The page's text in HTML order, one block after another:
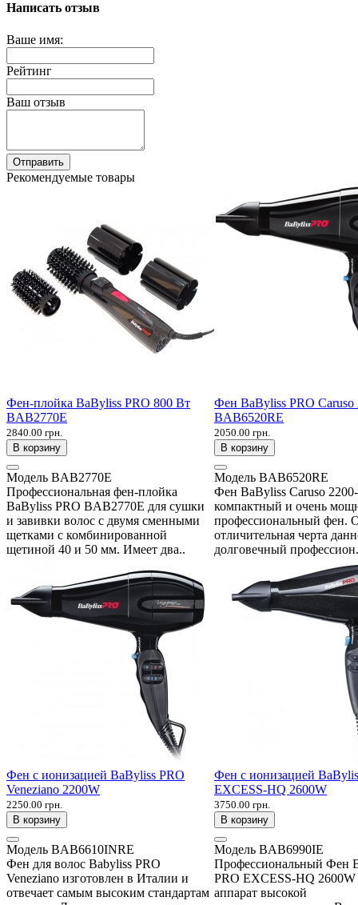
Написать отзыв
Ваше имя:
Рейтинг
Ваш отзыв
Отправить
Рекомендуемые товары
Фен-плойка BaByliss PRO 800 Вт
BAB2770E
2840.00 грн.
В корзину
Модель BAB2770E
Профессиональная фен-плойка
BaByliss PRO BAB2770E для сушки
и завивки волос с двумя сменными
щетками с комбинированной
щетиной 40 и 50 мм. Имеет два..
Фен BaByliss PRO Caruso
BAB6520RE
2050.00 грн.
В корзину
Модель BAB6520RE
Фен BaByliss Caruso
компактный и очень
профессиональный фен.
отличительная черта
долговечный
Фен с ионизацией BaByliss PRO
Veneziano 2200W
2250.00 грн.
В корзину
Модель BAB6610INRE
Фен для волос Babyliss PRO
Veneziano изготовлен в Италии и
отвечает самым высоким стандартам
Фен с ионизацией
EXCESS-HQ 2600W
3750.00 грн.
В корзину
Модель BAB6990IE
Профессиональный Фен
PRO EXCESS-HQ
аппарат высокой